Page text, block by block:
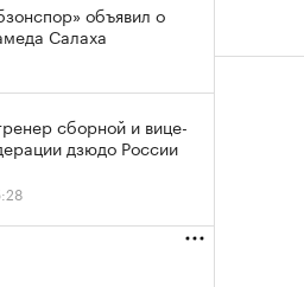
объявил о
Салаха
сборной и вице-
дзюдо России